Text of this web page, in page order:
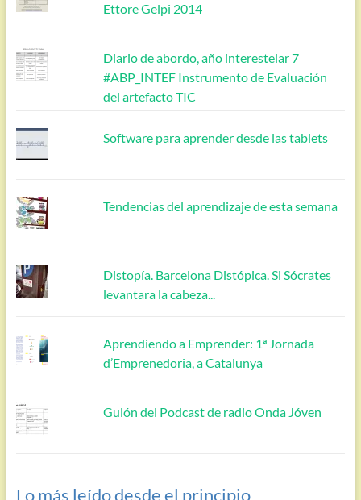
Ettore Gelpi 2014
Diario de abordo, año interestelar 7
#ABP_INTEF Instrumento de Evaluación
del artefacto TIC
Software para aprender desde las tablets
Tendencias del aprendizaje de esta semana
Distopía. Barcelona Distópica. Si Sócrates
levantara la cabeza...
Aprendiendo a Emprender: 1ª Jornada
d’Emprenedoria, a Catalunya
Guión del Podcast de radio Onda Jóven
Lo más leído desde el principio